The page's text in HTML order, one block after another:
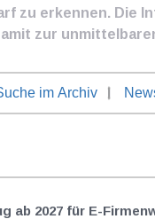
zu erkennen. Die
zur
im Archiv
ab 2027 für E-